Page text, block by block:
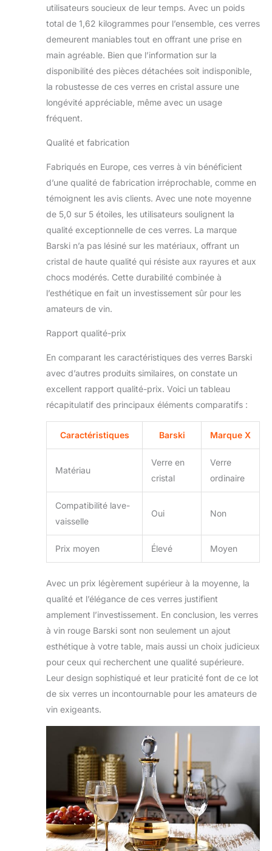
utilisateurs soucieux de leur temps. Avec un poids
total de 1,62 kilogrammes pour l’ensemble, ces verres
demeurent maniables tout en offrant une prise en
main agréable. Bien que l’information sur la
disponibilité des pièces détachées soit indisponible,
la robustesse de ces verres en cristal assure une
longévité appréciable, même avec un usage
fréquent.
Qualité et fabrication
Fabriqués en Europe, ces verres à vin bénéficient
d’une qualité de fabrication irréprochable, comme en
témoignent les avis clients. Avec une note moyenne
de 5,0 sur 5 étoiles, les utilisateurs soulignent la
qualité exceptionnelle de ces verres. La marque
Barski n’a pas lésiné sur les matériaux, offrant un
cristal de haute qualité qui résiste aux rayures et aux
chocs modérés. Cette durabilité combinée à
l’esthétique en fait un investissement sûr pour les
amateurs de vin.
Rapport qualité-prix
En comparant les caractéristiques des verres Barski
avec d’autres produits similaires, on constate un
excellent rapport qualité-prix. Voici un tableau
récapitulatif des principaux éléments comparatifs :
Caractéristiques Barski Marque X
Matériau
Verre en
cristal
Verre
ordinaire
Compatibilité lave-
vaisselle
Oui Non
Prix moyen Élevé Moyen
Avec un prix légèrement supérieur à la moyenne, la
qualité et l’élégance de ces verres justifient
amplement l’investissement. En conclusion, les verres
à vin rouge Barski sont non seulement un ajout
esthétique à votre table, mais aussi un choix judicieux
pour ceux qui recherchent une qualité supérieure.
Leur design sophistiqué et leur praticité font de ce lot
de six verres un incontournable pour les amateurs de
vin exigeants.